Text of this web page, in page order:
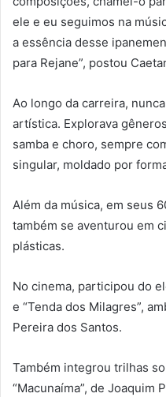
ele e eu seguimos na
a essência desse
para Rejane”, postou
Ao longo da carreira,
artística. Explorava
samba e choro, sempre
singular, moldado por
Além da música, em seus
também se aventurou em
plásticas.
No cinema, participou do
e “Tenda dos Milagres”,
Pereira dos Santos.
Também integrou trilhas
“Macunaíma”, de Joaquim